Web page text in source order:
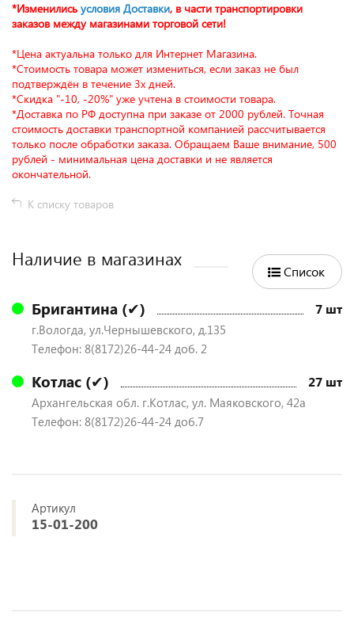
*Изменились условия Доставки, в части транспортировки
заказов между магазинами торговой сети!
*Цена актуальна только для Интернет Магазина.
*Стоимость товара может измениться, если заказ не был
подтверждён в течение 3х дней.
*Скидка "-10, -20%" уже учтена в стоимости товара.
*Доставка по РФ доступна при заказе от 2000 рублей. Точная
стоимость доставки транспортной компанией рассчитывается
только после обработки заказа. Обращаем Ваше внимание, 500
рублей - минимальная цена доставки и не является
окончательной.
К списку товаров
Наличие в магазинах
Список
Бригантина (✔) 7 шт
г.Вологда, ул.Чернышевского, д.135
Телефон: 8(8172)26-44-24 доб. 2
Котлас (✔) 27 шт
Архангельская обл. г.Котлас, ул. Маяковского, 42а
Телефон: 8(8172)26-44-24 доб.7
Артикул
15-01-200